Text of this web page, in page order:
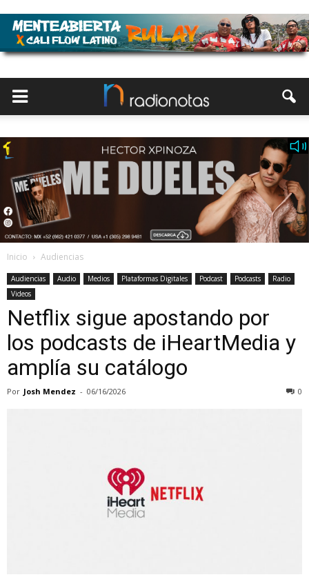
Inicio Audiencias
Audiencias Audio Medios Plataformas Digitales Podcast Podcasts
Radio
Videos
Netflix sigue apostando por
los podcasts de iHeartMedia y
amplía su catálogo
Por Josh Mendez - 06/16/2026 0